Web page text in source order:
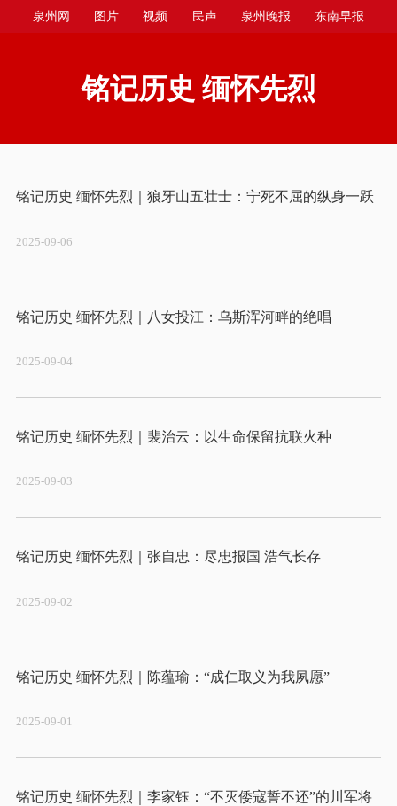
泉州网 图片 视频 民声 泉州晚报 东南早报
铭记历史 缅怀先烈
铭记历史 缅怀先烈｜狼牙山五壮士：宁死不屈的纵身一跃
2025-09-06
2025-09-04
2025-09-03
铭记历史 缅怀先烈｜张自忠：尽忠报国 浩气长存
2025-09-02
铭记历史 缅怀先烈｜陈蕴瑜：“成仁取义为我夙愿”
2025-09-01
铭记历史 缅怀先烈｜李家钰：“不灭倭寇誓不还”的川军将